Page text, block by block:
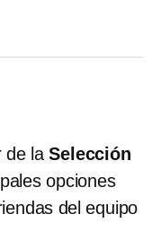
de laSelección
opciones
del equipo